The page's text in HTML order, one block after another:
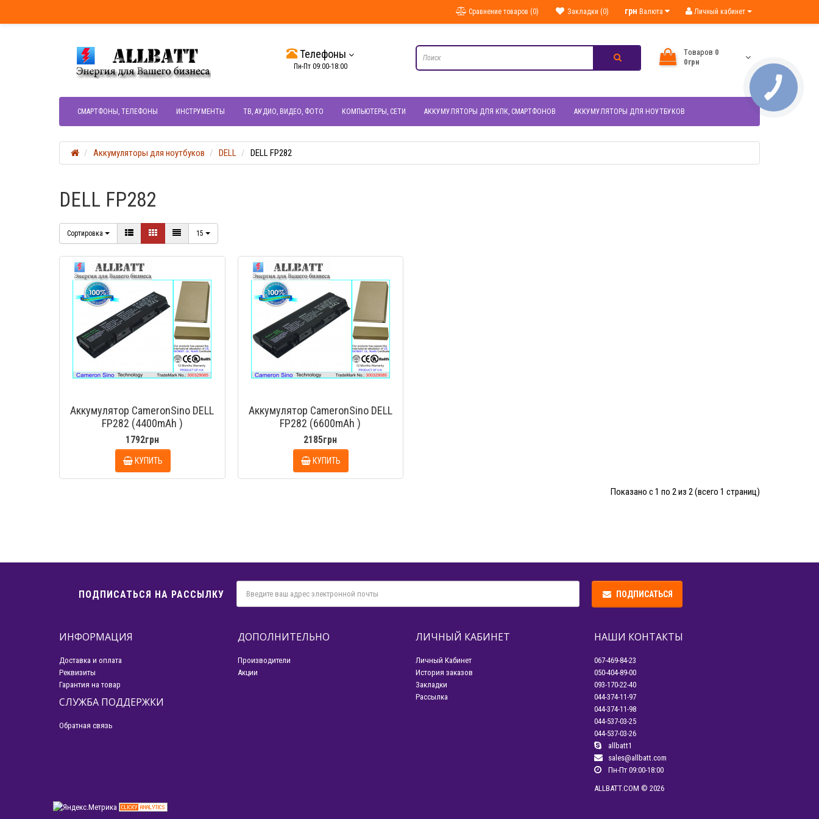
Личный кабинет
грн Валюта
Закладки (0)
Сравнение товаров (0)
Телефоны
Пн-Пт 09:00-18:00
Tоваров 0
0грн
СМАРТФОНЫ, ТЕЛЕФОНЫ ИНСТРУМЕНТЫ ТВ, АУДИО, ВИДЕО, ФОТО КОМПЬЮТЕРЫ, СЕТИ АККУМУЛЯТОРЫ ДЛЯ КПК, СМАРТФОНОВ АККУМУЛЯТОРЫ ДЛЯ НОУТБУКОВ
Аккумуляторы для ноутбуков DELL DELL FP282
DELL FP282
Сортировка 15
БЫСТРЫЙ ПРОСМОТР
Аккумулятор CameronSino DELL
FP282 (4400mAh )
1792грн
КУПИТЬ
Аккумулятор CameronSino DELL
FP282 (6600mAh )
2185грн
КУПИТЬ
Показано с 1 по 2 из 2 (всего 1 страниц)
ПОДПИСАТЬСЯ НА РАССЫЛКУ ПОДПИСАТЬСЯ
ИНФОРМАЦИЯ
Доставка и оплата
Реквизиты
Гарантия на товар
СЛУЖБА ПОДДЕРЖКИ
Обратная связь
ДОПОЛНИТЕЛЬНО
Производители
Акции
ЛИЧНЫЙ КАБИНЕТ
Личный Кабинет
История заказов
Закладки
Рассылка
НАШИ КОНТАКТЫ
067-469-84-23
050-404-89-00
093-170-22-40
044-374-11-97
044-374-11-98
044-537-03-25
044-537-03-26
allbatt1
sales@allbatt.com
Пн-Пт 09:00-18:00
ALLBATT.COM © 2026